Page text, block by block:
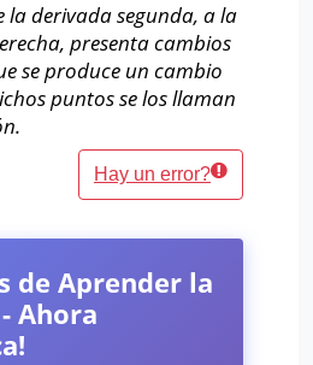
la derivada segunda, a la
presenta cambios
se produce un cambio
puntos se los llaman
Hay un error?
de Aprender la
Ahora